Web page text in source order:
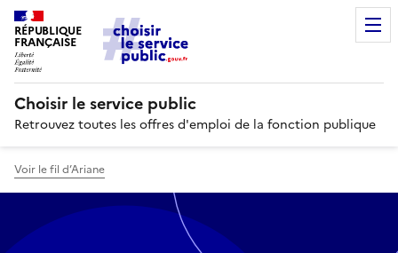
RÉPUBLIQUE
FRANÇAISE
Choisir le service public
Retrouvez toutes les offres d'emploi de la fonction publique
Voir le fil d’Ariane